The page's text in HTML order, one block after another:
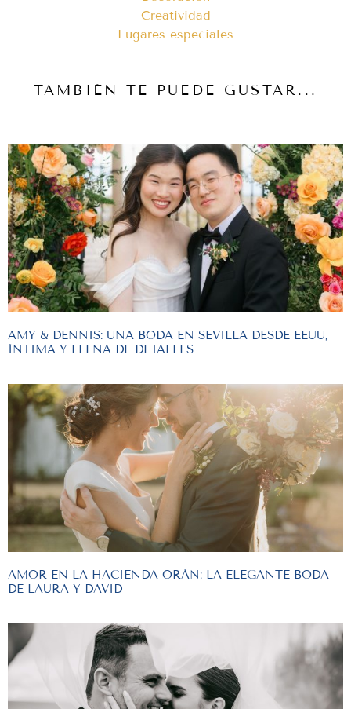
Creatividad
Lugares especiales
TAMBIÉN TE PUEDE GUSTAR...
AMY & DENNIS: UNA BODA EN SEVILLA DESDE EEUU,
ÍNTIMA Y LLENA DE DETALLES
AMOR EN LA HACIENDA ORÁN: LA ELEGANTE BODA
DE LAURA Y DAVID